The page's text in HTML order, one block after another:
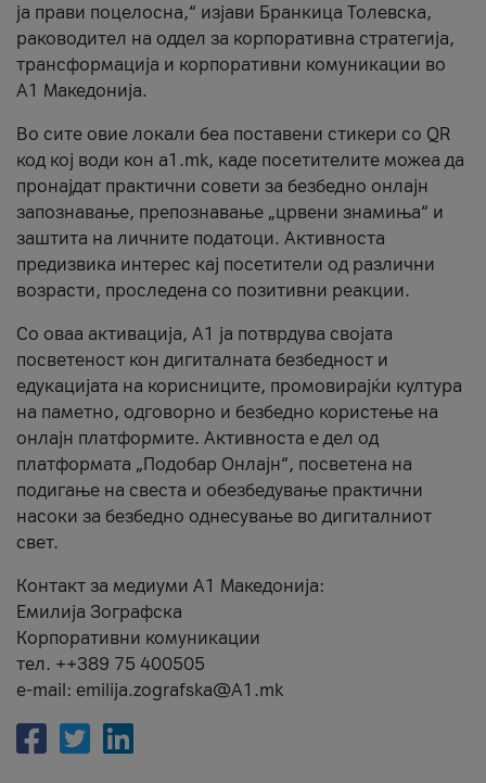
ја прави поцелосна,“ изјави Бранкица Толевска,
раководител на оддел за корпоративна стратегија,
трансформација и корпоративни комуникации во
А1 Македонија.
Во сите овие локали беа поставени стикери со QR
код кој води кон a1.mk, каде посетителите можеа да
пронајдат практични совети за безбедно онлајн
запознавање, препознавање „црвени знамиња“ и
заштита на личните податоци. Активноста
предизвика интерес кај посетители од различни
возрасти, проследена со позитивни реакции.
Со оваа активација, А1 ја потврдува својата
посветеност кон дигиталната безбедност и
едукацијата на корисниците, промовирајќи култура
на паметно, одговорно и безбедно користење на
онлајн платформите. Активноста е дел од
платформата „Подобар Онлајн“, посветена на
подигање на свеста и обезбедување практични
насоки за безбедно однесување во дигиталниот
свет.
Контакт за медиуми А1 Македонија:
Емилија Зографска
Корпоративни комуникации
тел. ++389 75 400505
e-mail: emilija.zografska@A1.mk